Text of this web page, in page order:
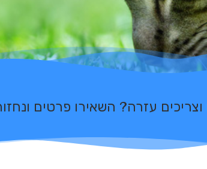
עזרה? השאירו פר טים ונח זור א